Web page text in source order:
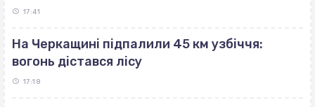
17:41
На Черкащині підпалили 45 км узбіччя:
вогонь дістався лісу
17:18